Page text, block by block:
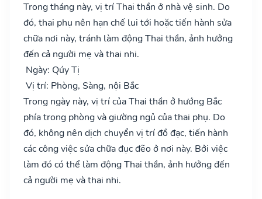
Trong tháng này, vị trí Thai thần ở nhà vệ sinh. Do
đó, thai phụ nên hạn chế lui tới hoặc tiến hành sửa
chữa nơi này, tránh làm động Thai thần, ảnh hưởng
đến cả người mẹ và thai nhi.
Ngày: Qúy Tị
Vị trí: Phòng, Sàng, nội Bắc
Trong ngày này, vị trí của Thai thần ở hướng Bắc
phía trong phòng và giường ngủ của thai phụ. Do
đó, không nên dịch chuyển vị trí đồ đạc, tiến hành
các công việc sửa chữa đục đẽo ở nơi này. Bởi việc
làm đó có thể làm động Thai thần, ảnh hưởng đến
cả người mẹ và thai nhi.